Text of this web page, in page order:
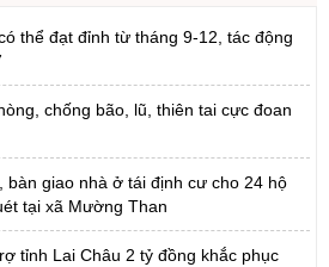
thể đạt đỉnh từ tháng 9-12, tác động
chống bão, lũ, thiên tai cực đoan
bàn giao nhà ở tái định cư cho 24 hộ
tại xã Mường Than
tỉnh Lai Châu 2 tỷ đồng khắc phục